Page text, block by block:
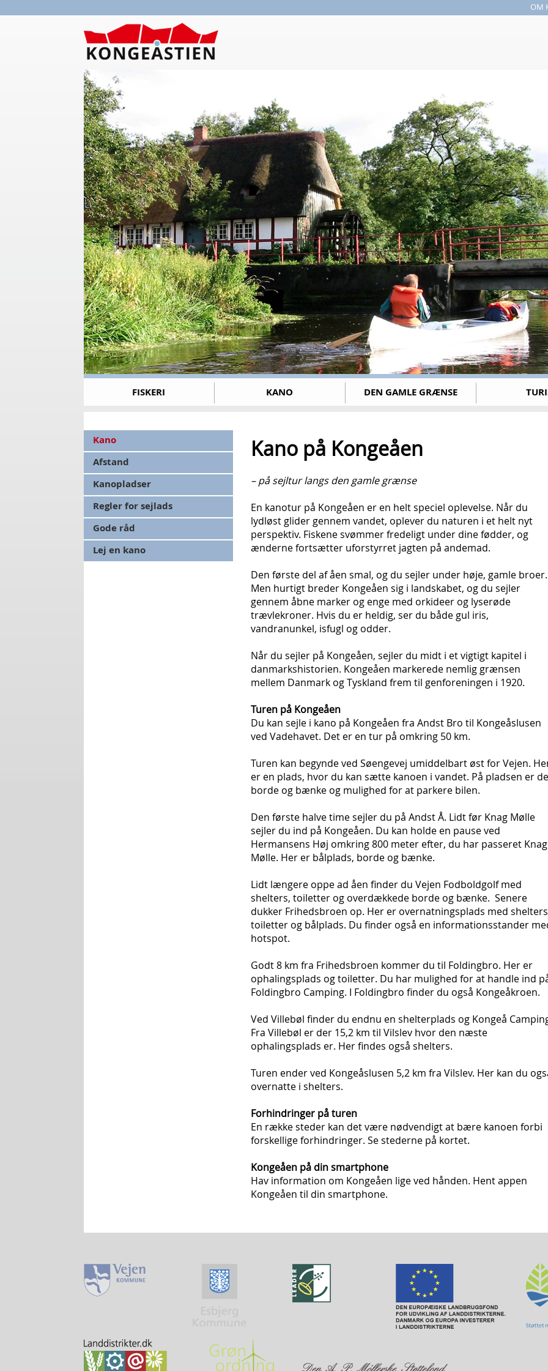
OM
FISKERI KANO DEN GAMLE GRÆNSE
Kano
Afstand
Kanopladser
Regler for sejlads
Gode råd
Lej en kano
Kano på Kongeåen
– på sejltur langs den gamle grænse
En kanotur på Kongeåen er en helt speciel oplevelse. Når du
lydløst glider gennem vandet, oplever du naturen i et helt nyt
perspektiv. Fiskene svømmer fredeligt under dine fødder, og
ænderne fortsætter uforstyrret jagten på andemad.
Den første del af åen smal, og du sejler under høje, gamle broer.
Men hurtigt breder Kongeåen sig i landskabet, og du sejler
gennem åbne marker og enge med orkideer og lyserøde
trævlekroner. Hvis du er heldig, ser du både gul iris,
vandranunkel, isfugl og odder.
Når du sejler på Kongeåen, sejler du midt i et vigtigt kapitel i
danmarkshistorien. Kongeåen markerede nemlig grænsen
mellem Danmark og Tyskland frem til genforeningen i 1920.
Turen på Kongeåen
Du kan sejle i kano på Kongeåen fra Andst Bro til Kongeåslusen
ved Vadehavet. Det er en tur på omkring 50 km.
Turen kan begynde ved Søengevej umiddelbart øst for Vejen.
er en plads, hvor du kan sætte kanoen i vandet. På pladsen er
borde og bænke og mulighed for at parkere bilen.
Den første halve time sejler du på Andst Å. Lidt før Knag Mølle
sejler du ind på Kongeåen. Du kan holde en pause ved
Hermansens Høj omkring 800 meter efter, du har passeret Knag
Mølle. Her er bålplads, borde og bænke.
Lidt længere oppe ad åen finder du Vejen Fodboldgolf med
shelters, toiletter og overdækkede borde og bænke. Senere
dukker Frihedsbroen op. Her er overnatningsplads med
toiletter og bålplads. Du finder også en informationsstander
hotspot.
Godt 8 km fra Frihedsbroen kommer du til Foldingbro. Her er
ophalingsplads og toiletter. Du har mulighed for at handle ind
Foldingbro Camping. I Foldingbro finder du også Kongeåkroen.
Ved Villebøl finder du endnu en shelterplads og Kongeå
Fra Villebøl er der 15,2 km til Vilslev hvor den næste
ophalingsplads er. Her findes også shelters.
Turen ender ved Kongeåslusen 5,2 km fra Vilslev. Her kan du
overnatte i shelters.
Forhindringer på turen
En række steder kan det være nødvendigt at bære kanoen forbi
forskellige forhindringer. Se stederne på kortet.
Kongeåen på din smartphone
Hav information om Kongeåen lige ved hånden. Hent appen
Kongeåen til din smartphone.